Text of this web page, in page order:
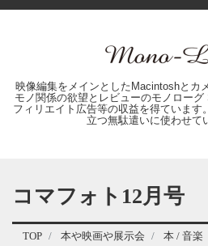
映像編集をメインとしたMacintoshとカ
モノ関係の欲望とレビューのモノロ
フィリエイト広告等の収益を得ています
立つ無駄遣いに使わせて
コマフォト12月号
TOP 本や映画や展示会 本 / 音楽